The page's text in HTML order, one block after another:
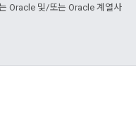
Oracle 및/또는 Oracle 계열사